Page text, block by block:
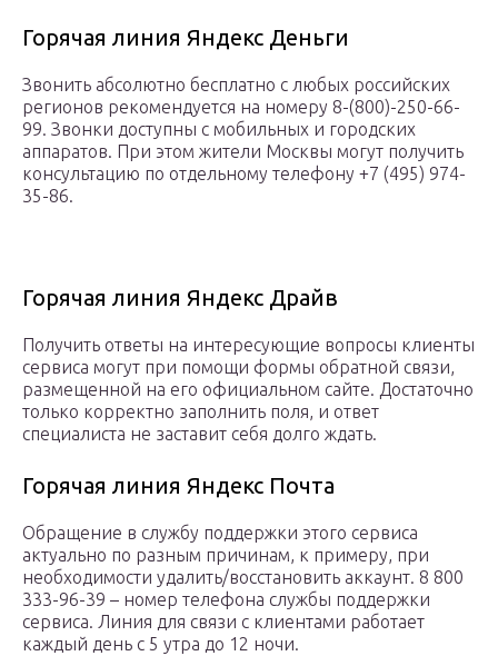
Горячая линия Яндекс Деньги
Звонить абсолютно бесплатно с любых российских
регионов рекомендуется на номеру 8-(800)-250-66-
99. Звонки доступны с мобильных и городских
аппаратов. При этом жители Москвы могут получить
консультацию по отдельному телефону +7 (495) 974-
35-86.
Горячая линия Яндекс Драйв
Получить ответы на интересующие вопросы клиенты
сервиса могут при помощи формы обратной связи,
размещенной на его официальном сайте. Достаточно
только корректно заполнить поля, и ответ
специалиста не заставит себя долго ждать.
Горячая линия Яндекс Почта
Обращение в службу поддержки этого сервиса
актуально по разным причинам, к примеру, при
необходимости удалить/восстановить аккаунт. 8 800
333-96-39 – номер телефона службы поддержки
сервиса. Линия для связи с клиентами работает
каждый день с 5 утра до 12 ночи.